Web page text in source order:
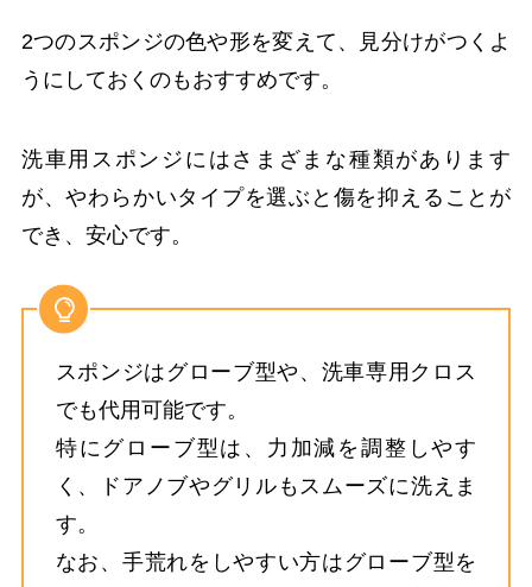
2つのスポンジの色や形を変えて、見分けがつくよ
うにしておくのもおすすめです。
洗車用スポンジにはさまざまな種類があります
が、やわらかいタイプを選ぶと傷を抑えることが
でき、安心です。
スポンジはグローブ型や、洗車専用クロス
でも代用可能です。
特にグローブ型は、力加減を調整しやす
く、ドアノブやグリルもスムーズに洗えま
す。
なお、手荒れをしやすい方はグローブ型を